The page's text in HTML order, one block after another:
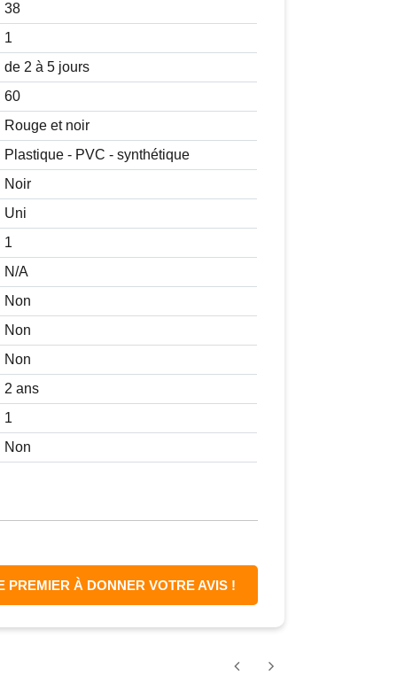
38
1
de 2 à 5 jours
60
Rouge et noir
Plastique - PVC - synthétique
Noir
Uni
1
N/A
Non
Non
Non
2 ans
1
Non
PREMIER À DONNER VOTRE AVIS !